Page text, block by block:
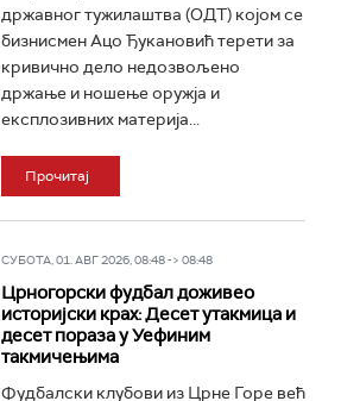
државног тужилаштва (ОДТ) којом се
бизнисмен Ацо Ђукановић терети за
кривично дело недозвољено
држање и ношење оружја и
експлозивних материја...
Прочитај
СУБОТА, 01. АВГ 2026, 08:48 -> 08:48
Црногорски фудбал доживео
историјски крах: Десет утакмица и
десет пораза у Уефиним
такмичењима
Фудбалски клубови из Црне Горе већ